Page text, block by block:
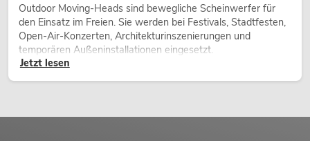
Outdoor Moving-Heads sind bewegliche Scheinwerfer für
den Einsatz im Freien. Sie werden bei Festivals, Stadtfesten,
Open-Air-Konzerten, Architekturinszenierungen und
temporären Außeninstallationen eingesetzt.
Jetzt lesen